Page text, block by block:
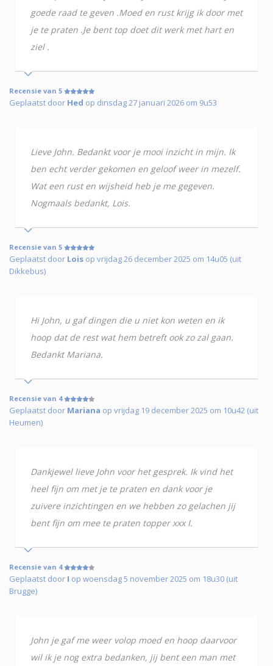
goede raad te geven .Moed en rust krijg ik door met
je te praten .Je bent top doet dit werk met hart en
ziel .
Recensie van 5
Geplaatst door Hed op dinsdag 27 januari 2026 om 9u53
Lieve John. Bedankt voor je mooi inzicht in mijn. Ik
ben echt verder gekomen en geloof weer in mezelf.
Wat een rust en wijsheid heb je me gegeven.
Nogmaals bedankt, Lois.
Recensie van 5
Geplaatst door Lois op vrijdag 26 december 2025 om 14u05 (uit
Dikkebus)
Hi John, u gaf dingen die u niet kon weten en ik
hoop dat de rest wat hem betreft ook zo zal gaan.
Bedankt Mariana.
Recensie van 4
Geplaatst door Mariana op vrijdag 19 december 2025 om 10u42 (uit
Heumen)
Dankjewel lieve John voor het gesprek. Ik vind het
heel fijn om met je te praten en dank voor je
zuivere inzichtingen en we hebben zo gelachen jij
bent fijn om mee te praten topper xxx I.
Recensie van 4
Geplaatst door I op woensdag 5 november 2025 om 18u30 (uit
Brugge)
John je gaf me weer volop moed en hoop daarvoor
wil ik je nog extra bedanken, jij bent een man met